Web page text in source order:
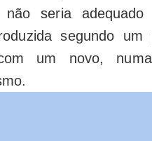
seria adequado
segundo um
um novo,